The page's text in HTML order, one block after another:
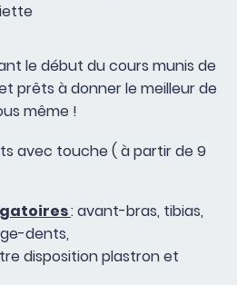
le début du cours munis de
prêts à donner le meilleur de
même !
avec touche ( à partir de 9
: avant-bras, tibias,
dents,
disposition plastron et